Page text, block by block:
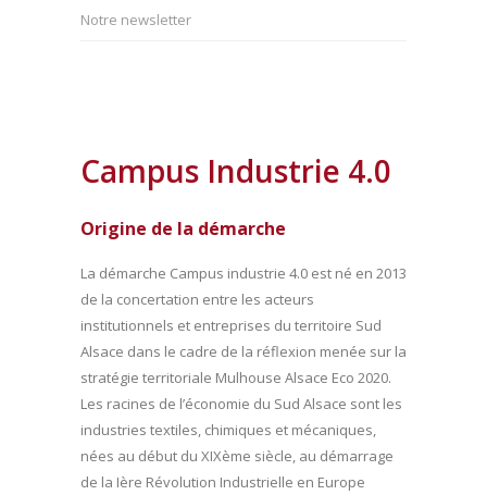
Notre newsletter
Campus Industrie 4.0
Origine de la démarche
La démarche Campus industrie 4.0 est né en 2013
de la concertation entre les acteurs
institutionnels et entreprises du territoire Sud
Alsace dans le cadre de la réflexion menée sur la
stratégie territoriale Mulhouse Alsace Eco 2020.
Les racines de l’économie du Sud Alsace sont les
industries textiles, chimiques et mécaniques,
nées au début du XIXème siècle, au démarrage
de la Ière Révolution Industrielle en Europe